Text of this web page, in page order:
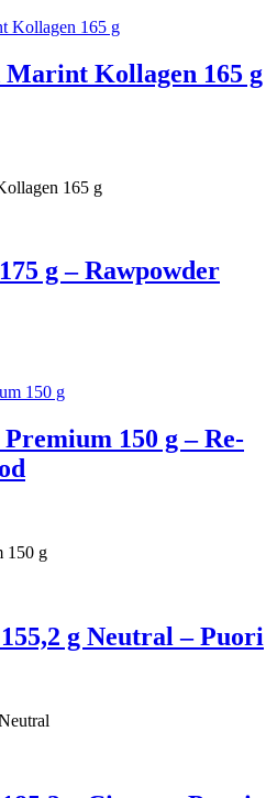
Marint Kollagen 165 g
165 g
g – Rawpowder
150 g – Re-
150 g
g Neutral – Puori